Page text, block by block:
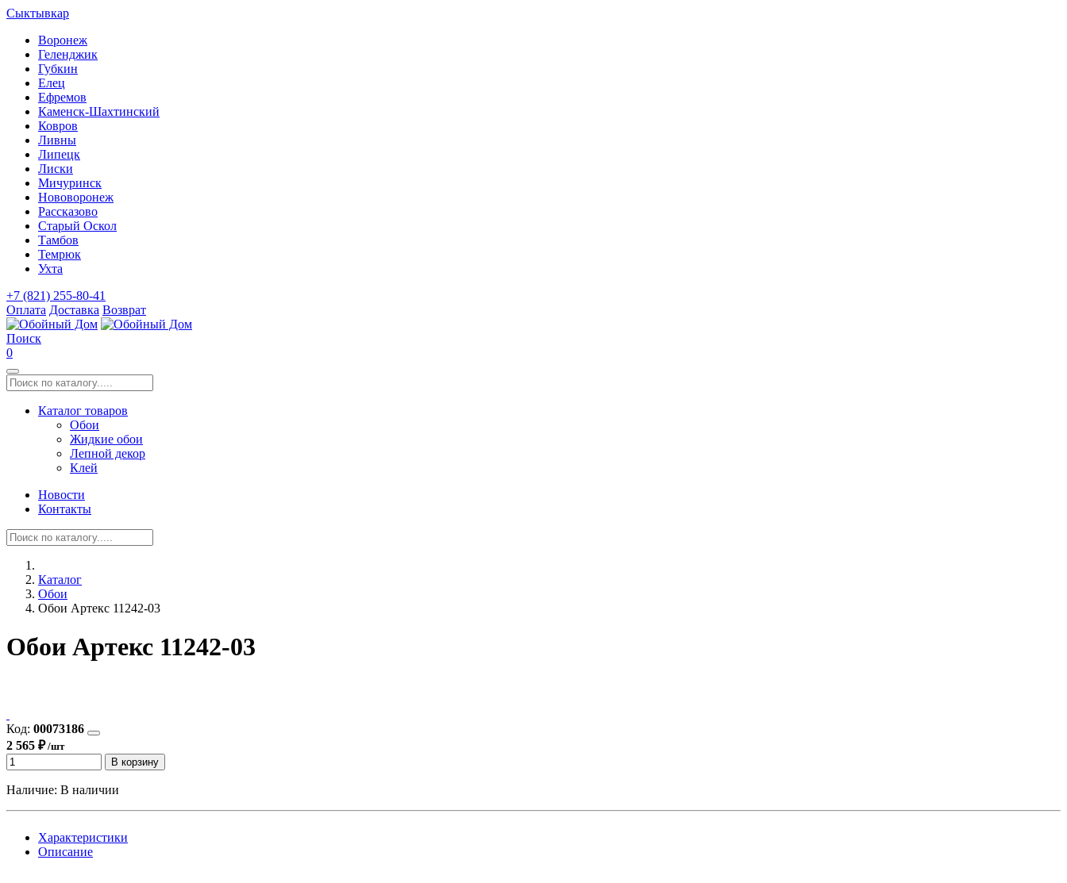
Сыктывкар
Воронеж
Геленджик
Губкин
Елец
Ефремов
Каменск-Шахтинский
Ковров
Ливны
Липецк
Лиски
Мичуринск
Нововоронеж
Рассказово
Старый Оскол
Тамбов
Темрюк
Ухта
+7 (821) 255-80-41
Оплата Доставка Возврат
Поиск
0
Каталог товаров
Обои
Жидкие обои
Лепной декор
Клей
Новости
Контакты
Каталог
Обои
Обои Артекс 11242-03
Обои Артекс 11242-03
Код: 00073186
2 565 ₽/шт
В корзину
Наличие: В наличии
Характеристики
Описание